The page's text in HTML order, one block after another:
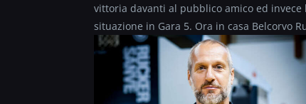
vittoria davanti al pubblico amico ed
situazione in Gara 5. Ora in casa Belcorvo